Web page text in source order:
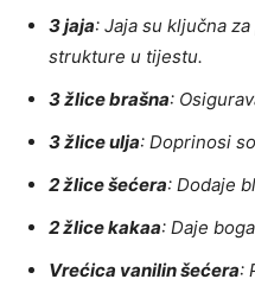
3 jaja: Jaja su ključna
strukture u tijestu.
3 žlice brašna:
3 žlice ulja: Doprinosi
2 žlice šećera: Dodaje
2 žlice kakaa: Daje
Vrećica vanilin šećera: